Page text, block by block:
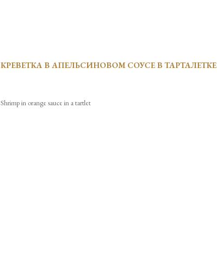
КРЕВЕТКА В АПЕЛЬСИНОВОМ СОУСЕ В ТАРТАЛЕТКЕ
Shrimp in orange sauce in a tartlet